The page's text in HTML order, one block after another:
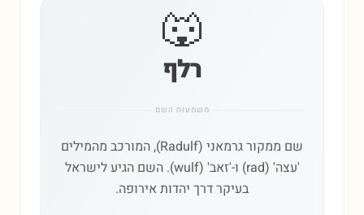
🐺
רלף
משמעות השם
שם ממקור גרמאני (Radulf), המורכב מהמילים
'עצה' (rad) ו-'זאב' (wulf). השם הגיע לישראל
בעיקר דרך יהדות אירופה.